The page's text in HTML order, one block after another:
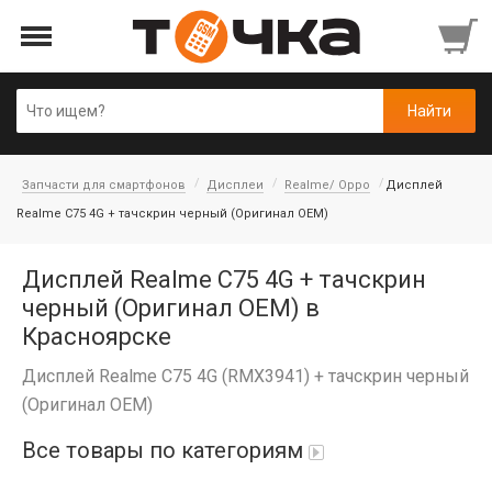
Запчасти для смартфонов Дисплеи Realme/ Oppo
Дисплей
Realme C75 4G + тачскрин черный (Оригинал OEM)
Дисплей Realme C75 4G + тачскрин
черный (Оригинал OEM) в
Красноярске
Дисплей Realme C75 4G (RMX3941) + тачскрин черный
(Оригинал OEM)
Все товары по категориям